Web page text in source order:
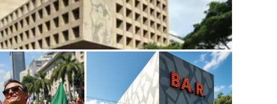
e o futuro do patrimônio brutalista da
0 comments